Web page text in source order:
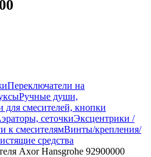
Переключатели на
Ручные души,
для смесителей, кнопки
сеточкиЭксцентрики /
к смесителямВинты/крепления/
средства
Axor Hansgrohe 92900000